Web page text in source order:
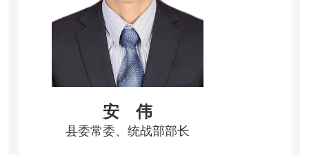
安 伟
县委常委、统战部部长